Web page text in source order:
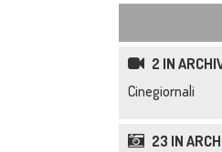
2 IN
Cinegiornali
23 IN